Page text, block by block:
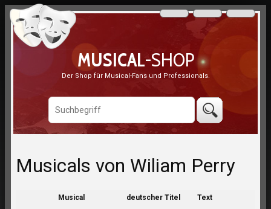
MUSICAL-SHOP
Der Shop für Musical-Fans und Professionals.
Musicals von Wiliam Perry
Musical deutscher Titel Text